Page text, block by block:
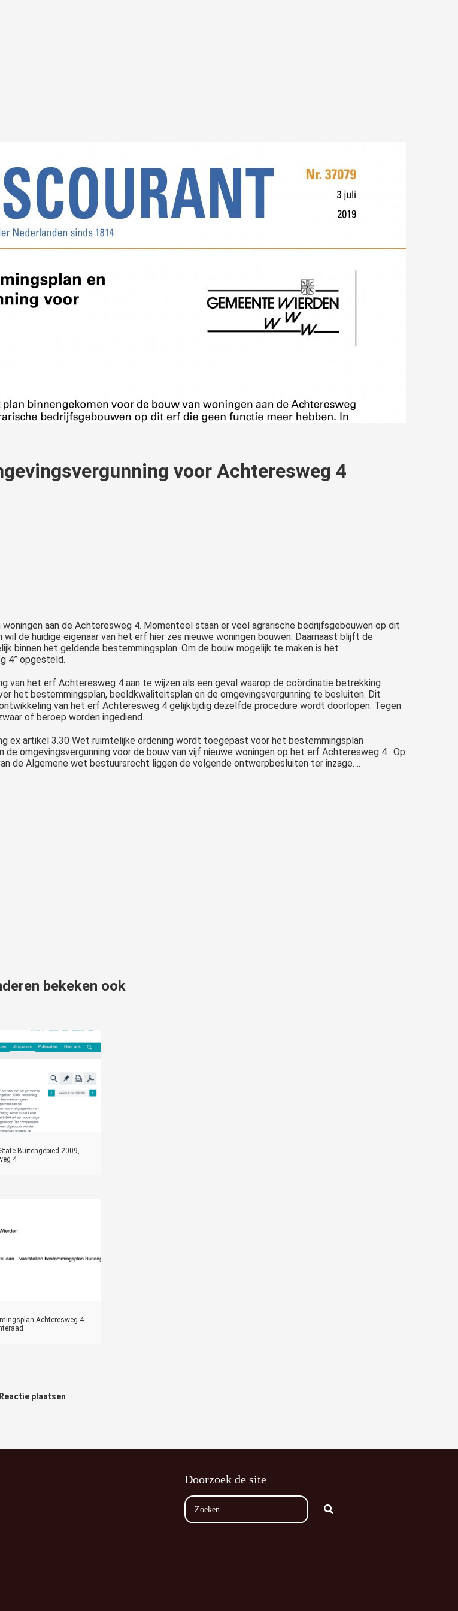
voor Achteresweg 4
aan de Achteresweg 4. Momenteel staan er veel agrarische bedrijfsgebouwen op dit
de huidige eigenaar van het erf hier zes nieuwe woningen bouwen. Daarnaast blijft de
binnen het geldende bestemmingsplan. Om de bouw mogelijk te maken is het
4” opgesteld.
van het erf Achteresweg 4 aan te wijzen als een geval waarop de coördinatie betrekking
het bestemmingsplan, beeldkwaliteitsplan en de omgevingsvergunning te besluiten. Dit
van het erf Achteresweg 4 gelijktijdig dezelfde procedure wordt doorlopen. Tegen
of beroep worden ingediend.
ex artikel 3.30 Wet ruimtelijke ordening wordt toegepast voor het bestemmingsplan
omgevingsvergunning voor de bouw van vijf nieuwe woningen op het erf Achteresweg 4 . Op
de Algemene wet bestuursrecht liggen de volgende ontwerpbesluiten ter inzage….
bekeken ook
Buitengebied 2009,
4
Achteresweg 4
Reactie plaatsen
Doorzoek de site